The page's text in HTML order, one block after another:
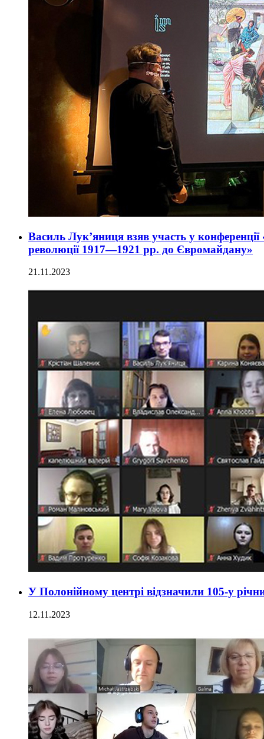
Василь Лук’яниця взяв участь у конференції
революції 1917—1921 рр. до Євромайдану»
21.11.2023
У Полонійному центрі відзначили 105-у
12.11.2023